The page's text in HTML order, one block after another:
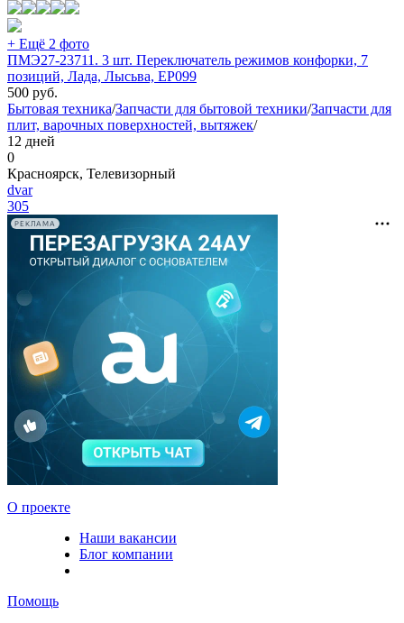
+ Ещё 2 фото
ПМЭ27-23711. 3 шт. Переключатель режимов конфорки, 7
позиций, Лада, Лысьва, EP099
500 руб.
Бытовая техника/Запчасти для бытовой техники/Запчасти для
плит, варочных поверхностей, вытяжек/
12 дней
0
Красноярск, Телевизорный
dvar
305
РЕКЛАМА
О проекте
Наши вакансии
Блог компании
Помощь